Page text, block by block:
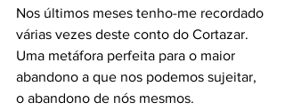
Nos últimos meses tenho-me recordado
várias vezes deste conto do Cortazar.
Uma metáfora perfeita para o maior
abandono a que nos podemos sujeitar,
o abandono de nós mesmos.